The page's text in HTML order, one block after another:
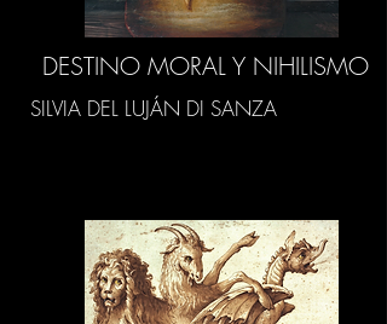
DESTINO MORAL Y NIHILISMO
SILVIA DEL LUJÁN DI SANZA